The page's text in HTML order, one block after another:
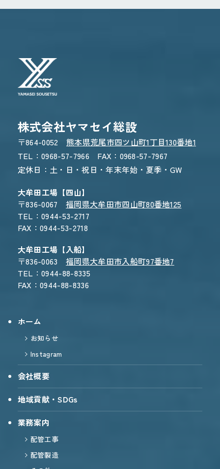
受付時間 8:30〜17:30
株式会社ヤマセイ総設
〒864-0052熊本県荒尾市四ツ山町1丁目130番地1
TEL：0968-57-7966 FAX：0968-57-7967
定休日：土・日・祝日・年末年始・夏季・GW
大牟田工場【四山】
〒836-0067福岡県大牟田市四山町80番地125
TEL：0944-53-2717
FAX：0944-53-2718
大牟田工場【入船】
〒836-0063福岡県大牟田市入船町97番地7
TEL：0944-88-8335
FAX：0944-88-8336
ホーム
お知らせ
Instagram
会社概要
地域貢献・SDGs
業務案内
配管工事
配管製造